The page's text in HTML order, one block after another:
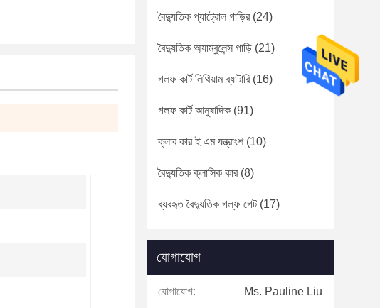
বৈদ্যুতিক প্যাট্রোল গাড়ির(24)
বৈদ্যুতিক অ্যাম্বুলেন্স গাড়ি (21)
গলফ কার্ট লিথিয়াম ব্যাটারি(16)
গলফ কার্ট আনুষাঙ্গিক (91)
ক্লাব কার ই এম যন্ত্রাংশ(10)
বৈদ্যুতিক ক্লাসিক কার(8)
ব্যবহৃত বৈদ্যুতিক গল্ফ গেট(17)
যোগাযোগ
যোগাযোগ: Ms. Pauline Liu